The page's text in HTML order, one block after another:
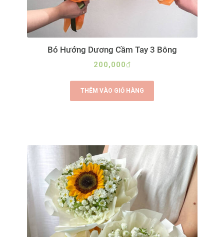
Bó Hướng Dương Cầm Tay 3 Bông
200,000₫
THÊM VÀO GIỎ HÀNG